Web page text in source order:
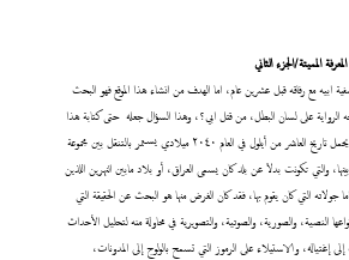
المميتة/الجزء الثاني
ابيه مع رفاقه قبل عشرين عام، اما الهدف من انشاء هذا الموقع فهو البحث
الرواية على لسان البطل، من قتل ابي؟، وهذا السؤال جعله حتى كتابة هذا
السطور كما يؤكد في مدونته والذي يحمل تاريخ العاشر من أيلول في العام ٢٠٤٠ ميلادي يستمر بالتنقل بين مجموعة
بينها، والتي تكونت بدلاَ عن بلد كان يسمى العراق، أو بلاد مابين النهرين اللذين
اما جولاته التي كان يقوم بها، فقد كان الغرض منها هو البحث عن الحقيقة التي
النصية، والصورية، والصوتية، والتصويرية في محاولة منه لتحليل الأحداث
إغتياله، والاستيلاء على الرموز التي تسمح بالولوج إلى المدونات،